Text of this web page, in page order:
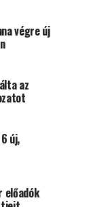
végre új
az
új,
előadók